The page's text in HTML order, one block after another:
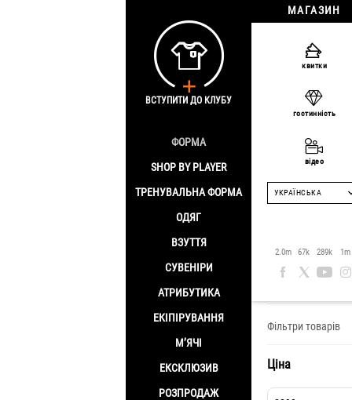
МАГАЗИН
ФОРМА
SHOP BY PLAYER
ТРЕНУВАЛЬНА ФОРМА
ОДЯГ
ВЗУТТЯ
СУВЕНІРИ
АТРИБУТИКА
ЕКІПІРУВАННЯ
М’ЯЧІ
ЕКСКЛЮЗИВ
РОЗПРОДАЖ
квитки
гостинність
відео
УКРАЇНСЬКА
2.0m 67k 289k 1m
ВСТУПИТИ ДО КЛУБУ
Фільтри товарів
Ціна